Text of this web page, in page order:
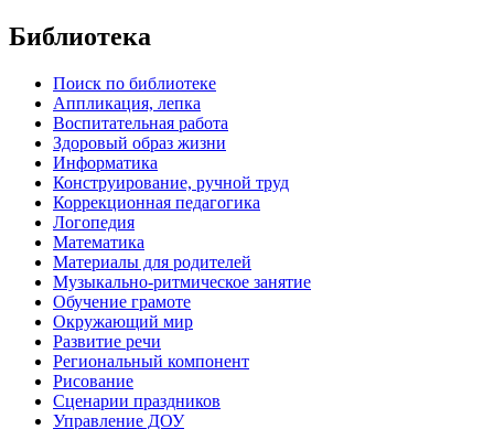
Библиотека
Поиск по библиотеке
Аппликация, лепка
Воспитательная работа
Здоровый образ жизни
Информатика
Конструирование, ручной труд
Коррекционная педагогика
Логопедия
Математика
Материалы для родителей
Музыкально-ритмическое занятие
Обучение грамоте
Окружающий мир
Развитие речи
Региональный компонент
Рисование
Сценарии праздников
Управление ДОУ